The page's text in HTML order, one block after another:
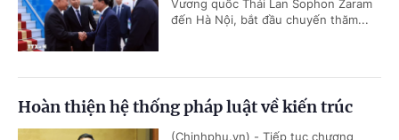
Vương quốc Thái Lan Sophon Zaram
đến Hà Nội, bắt đầu chuyến thăm...
Hoàn thiện hệ thống pháp luật về kiến trúc
(Chinhphu.vn) - Tiếp tục chương